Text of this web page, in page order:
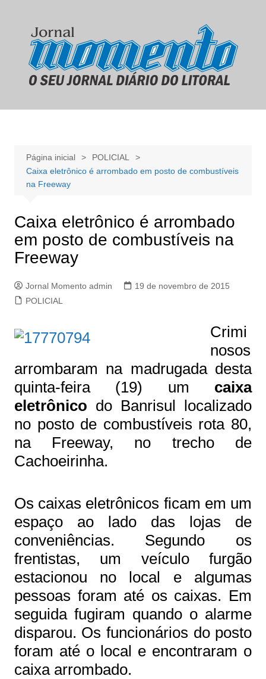
conteúdo
Página inicial
POLICIAL
Caixa eletrônico é arrombado em posto de combustíveis
na Freeway
Caixa eletrônico é arrombado
em posto de combustíveis na
Freeway
Jornal Momento admin
19 de novembro de 2015
POLICIAL
Crimi
nosos
arrombaram na madrugada desta
quinta-feira (19) um caixa
eletrônico do Banrisul localizado
no posto de combustíveis rota 80,
na Freeway, no trecho de
Cachoeirinha.
Os caixas eletrônicos ficam em um
espaço ao lado das lojas de
conveniências. Segundo os
frentistas, um veículo furgão
estacionou no local e algumas
pessoas foram até os caixas. Em
seguida fugiram quando o alarme
disparou. Os funcionários do posto
foram até o local e encontraram o
caixa arrombado.